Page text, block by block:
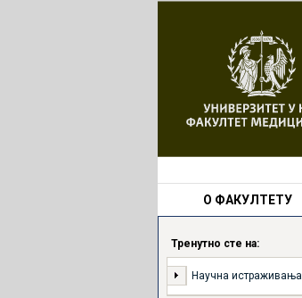
О ФАКУЛТЕТУ
Тренутно сте на:
Научна истраживања